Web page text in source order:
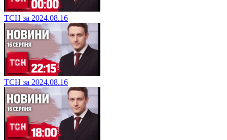
ТСН за 2024.08.16
ТСН за 2024.08.16